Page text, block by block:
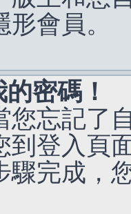
會員。
密碼！
您忘記了
到登入頁
驟完成，